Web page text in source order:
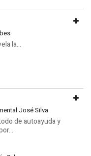
la...
José Silva
de autoayuda y